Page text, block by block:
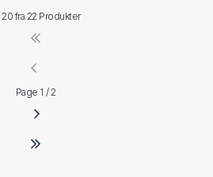
20 fra 22 Produkter
Page 1 / 2